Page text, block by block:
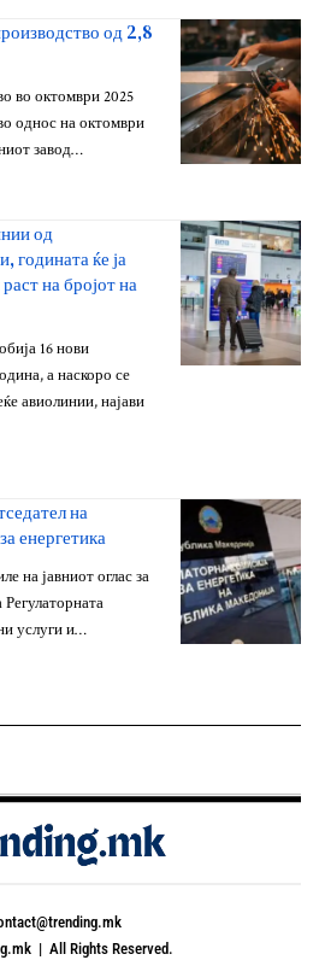
од 2,8
во октомври 2025
однос на октомври
завод…
од
годината ќе ја
на бројот на
16 нови
а наскоро се
авиолинии, најави
на
енергетика
на јавниот оглас за
услуги и…
| All Rights Reserved.